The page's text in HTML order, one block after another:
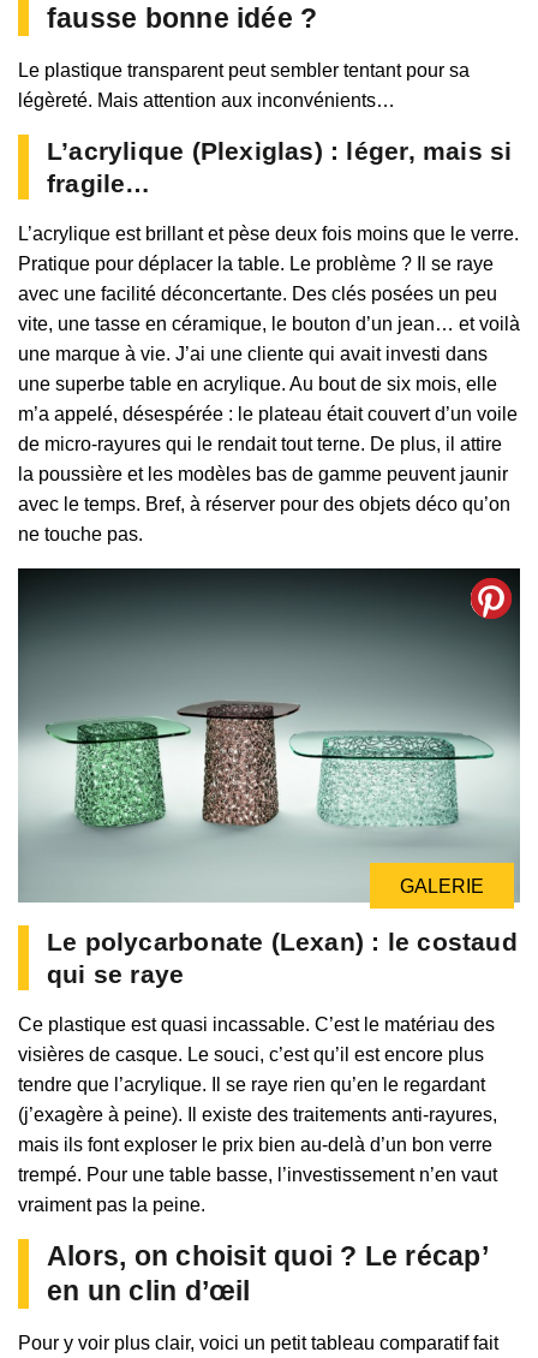
fausse bonne idée ?
Le plastique transparent peut sembler tentant pour sa
légèreté. Mais attention aux inconvénients…
L’acrylique (Plexiglas) : léger, mais si
fragile…
L’acrylique est brillant et pèse deux fois moins que le verre.
Pratique pour déplacer la table. Le problème ? Il se raye
avec une facilité déconcertante. Des clés posées un peu
vite, une tasse en céramique, le bouton d’un jean… et voilà
une marque à vie. J’ai une cliente qui avait investi dans
une superbe table en acrylique. Au bout de six mois, elle
m’a appelé, désespérée : le plateau était couvert d’un voile
de micro-rayures qui le rendait tout terne. De plus, il attire
la poussière et les modèles bas de gamme peuvent jaunir
avec le temps. Bref, à réserver pour des objets déco qu’on
ne touche pas.
GALERIE
Le polycarbonate (Lexan) : le costaud
qui se raye
Ce plastique est quasi incassable. C’est le matériau des
visières de casque. Le souci, c’est qu’il est encore plus
tendre que l’acrylique. Il se raye rien qu’en le regardant
(j’exagère à peine). Il existe des traitements anti-rayures,
mais ils font exploser le prix bien au-delà d’un bon verre
trempé. Pour une table basse, l’investissement n’en vaut
vraiment pas la peine.
Alors, on choisit quoi ? Le récap’
en un clin d’œil
Pour y voir plus clair, voici un petit tableau comparatif fait